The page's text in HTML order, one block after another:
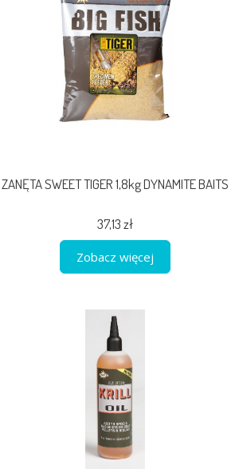
ZANĘTA SWEET TIGER 1,8kg DYNAMITE BAITS
37,13 zł
Zobacz więcej